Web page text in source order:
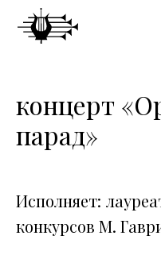
концерт
парад»
Исполняет:
конкурсов М.